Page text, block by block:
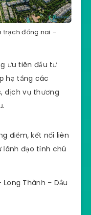
trạch đồng nai –
ưu tiên đầu tư
hạ tầng các
dịch vụ thương
điểm, kết nối liên
lãnh đạo tỉnh chú
Thành – Dầu